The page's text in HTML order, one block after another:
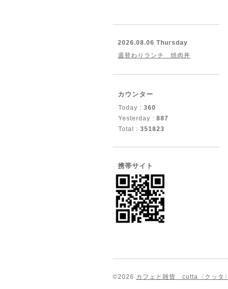
2026.08.06 Thursday
週替わりランチ 焼肉丼
カウンター
Today : 360
Yesterday : 887
Total : 351823
携帯サイト
©2026 カフェと雑貨 cutta〈クッタ〉